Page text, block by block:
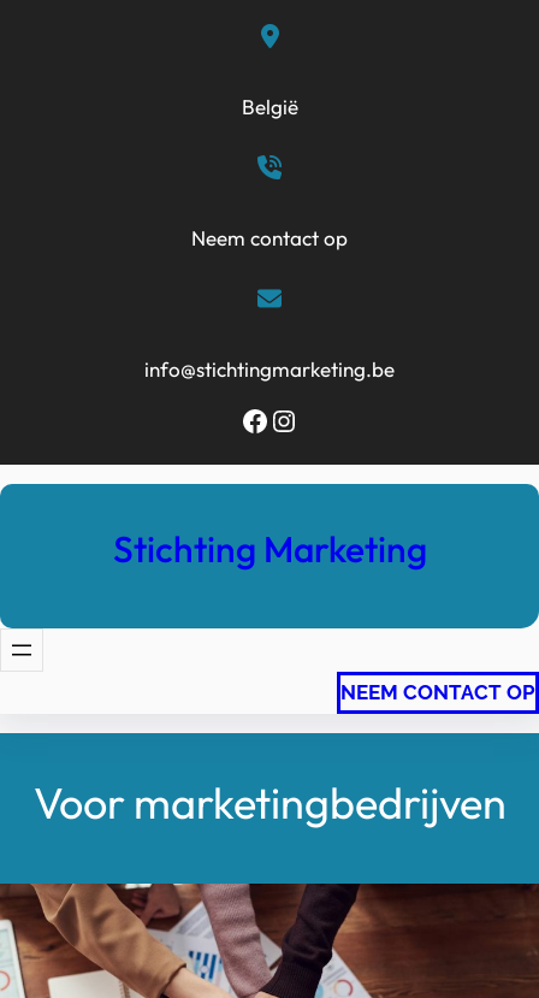
België
Neem contact op
info@stichtingmarketing.be
Facebook Instagram
Stichting Marketing
NEEM CONTACT OP
Voor marketingbedrijven